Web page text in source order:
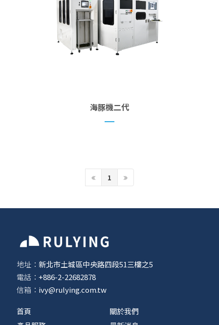
海豚機二代
1
地址： 新北市土城區中央路四段51三樓之5
電話： +886-2-22682878
信箱： ivy@rulying.com.tw
首頁
關於我們